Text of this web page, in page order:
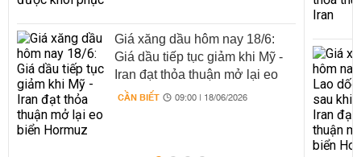
Giá xăng dầu hôm nay 18/6:
Giá dầu tiếp tục giảm khi Mỹ -
Iran đạt thỏa thuận mở lại eo
biển Hormuz
CẦN BIẾT 09:00 | 18/06/2026